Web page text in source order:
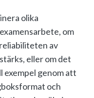
olika
om
av
eller om det
exempel genom att
och